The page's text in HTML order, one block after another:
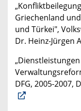
Griechenland
und Türkei",
Dr. Heinz-Jürgen
DFG, 2005-2007,